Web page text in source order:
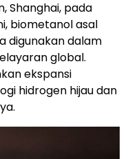
Shanghai, pada
biometanol asal
digunakan dalam
global.
ekspansi
hidrogen hijau dan